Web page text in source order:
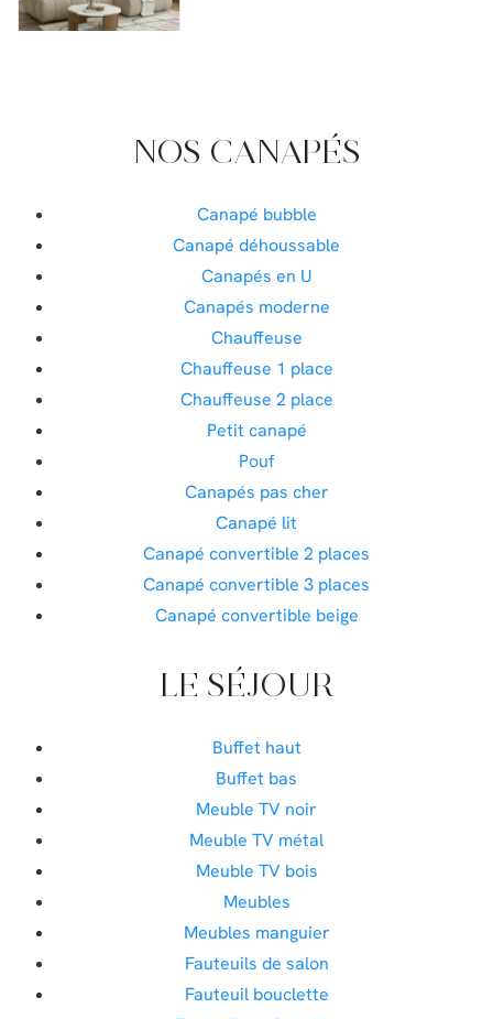
NOS CANAPÉS
Canapé bubble
Canapé déhoussable
Canapés en U
Canapés moderne
Chauffeuse
Chauffeuse 1 place
Chauffeuse 2 place
Petit canapé
Pouf
Canapés pas cher
Canapé lit
Canapé convertible 2 places
Canapé convertible 3 places
Canapé convertible beige
LE SÉJOUR
Buffet haut
Buffet bas
Meuble TV noir
Meuble TV métal
Meuble TV bois
Meubles
Meubles manguier
Fauteuils de salon
Fauteuil bouclette